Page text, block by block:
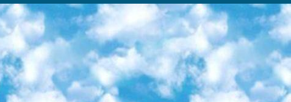
системы и технологии», «Приборостроение и робототехника», «Информационные технологии» и «Биотехнологии». Курсы состоят из видеолекций, интерактивных демонстраций и заданий. 5. «КиберЛенинка» Электронная научная библиотека открытого доступа. Каталог площадки регулярно обрастает текстами статей из различных научных изданий. Сгруппированные по журналам и рубрикам публикации можно читать онлайн или скачивать целиком в PDF-формате. Проект нацелен на популяризацию науки за счёт открытого доступа к качественной информации. 6. «ПостНаука» На этом ресурсе публикуют подборки видеолекций, составленные экспертами из разных отраслей и объединённые общими темами. Среди них, к примеру, есть серии «Биоинформатика и геномика», «Культура средневековой Скандинавии» и Cinema Studies о теории кино. Каждая подборка лекций — логически связанная история, рассказанная экспертом от первого лица. Кроме того, на сайте появляются научно-образовательные статьи и тесты на разные темы. 7. «Newочём» Команда проекта «Newочём» отбирает самые интересные тексты из англоязычных СМИ и переводит те из них, за которые голосуют участники сообщества «ВКонтакте». По большей части это научно-популярные статьи. Редакторы придумывают лишь заголовки, в остальном содержание переводов соответствует оригиналам. Полные тексты можно читать прямо в социальной сети. 8. InternetUrok Онлайн-база материалов по основным дисциплинам школьной программы. Информация на сайте структурирована по классам, предметам и темам (урокам). Каждый урок состоит из видеолекций и конспектов. Есть также интерактивные тренажёры и тесты для закрепления пройденного материала. Даже если вы давно окончили школу, возможность повторить программу старших классов всегда может пригодиться. 9. Edutainme Ещё один ресурс об образовании. В отличие от Newtonew, как мне кажется, Edutainme больше ориентируется на представителей индустрии: педагогов, предпринимателей, разработчиков образовательных проектов. Но и любой, кто просто стремится к саморазвитию, найдёт на сайте много полезного и интересного для себя. Например, информацию о новых курсах и образовательных сервисах. 10. Newtonew Онлайн-медиа об образовании и обучении в широком смысле. Авторы Newtonew пишут об инструментах, заведениях, тактиках и стратегиях, которые помогают учить других и получать новые знания самостоятельно. На этой площадке вы найдёте новости, обзоры, аналитические мат